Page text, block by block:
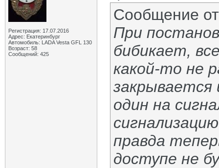
Регистрация: 17.07.2016
Адрес: Екатеринбург
Автомобиль: LADA Vesta GFL 130
Возраст: 58
Сообщений: 425
Сообщение
При
бибикает,
какой-то не
закрывается
один на
правда
доступе не